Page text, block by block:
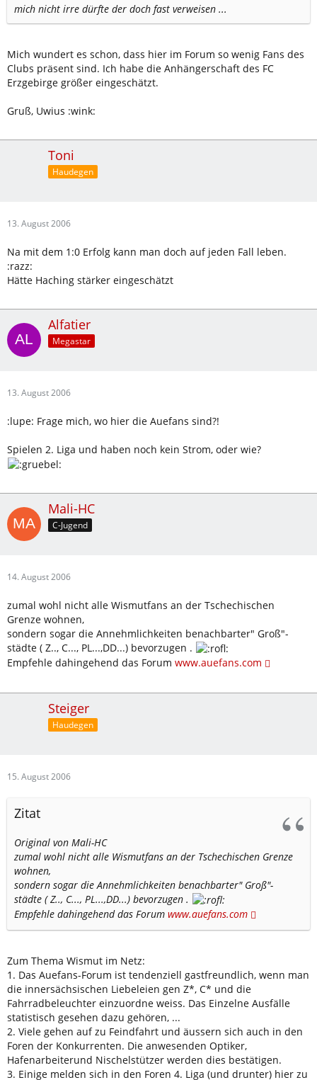
mich nicht irre dürfte der doch fast verweisen ...
Mich wundert es schon, dass hier im Forum so wenig Fans des
Clubs präsent sind. Ich habe die Anhängerschaft des FC
Erzgebirge größer eingeschätzt.
Gruß, Uwius :wink:
Toni
Haudegen
13. August 2006
Na mit dem 1:0 Erfolg kann man doch auf jeden Fall leben.
:razz:
Hätte Haching stärker eingeschätzt
Alfatier
Megastar
13. August 2006
:lupe: Frage mich, wo hier die Auefans sind?!
Spielen 2. Liga und haben noch kein Strom, oder wie?
Mali-HC
C-Jugend
14. August 2006
zumal wohl nicht alle Wismutfans an der Tschechischen
Grenze wohnen,
sondern sogar die Annehmlichkeiten benachbarter" Groß"-
städte ( Z.., C..., PL...,DD...) bevorzugen .
Empfehle dahingehend das Forum www.auefans.com
Steiger
Haudegen
15. August 2006
Zitat
Original von Mali-HC
zumal wohl nicht alle Wismutfans an der Tschechischen Grenze
wohnen,
sondern sogar die Annehmlichkeiten benachbarter" Groß"-
städte ( Z.., C..., PL...,DD...) bevorzugen .
Empfehle dahingehend das Forum www.auefans.com
Zum Thema Wismut im Netz:
1. Das Auefans-Forum ist tendenziell gastfreundlich, wenn man
die innersächsischen Liebeleien gen Z*, C* und die
Fahrradbeleuchter einzuordne weiss. Das Einzelne Ausfälle
statistisch gesehen dazu gehören, ...
2. Viele gehen auf zu Feindfahrt und äussern sich auch in den
Foren der Konkurrenten. Die anwesenden Optiker,
Hafenarbeiterund Nischelstützer werden dies bestätigen.
3. Einige melden sich in den Foren 4. Liga (und drunter) hier zu